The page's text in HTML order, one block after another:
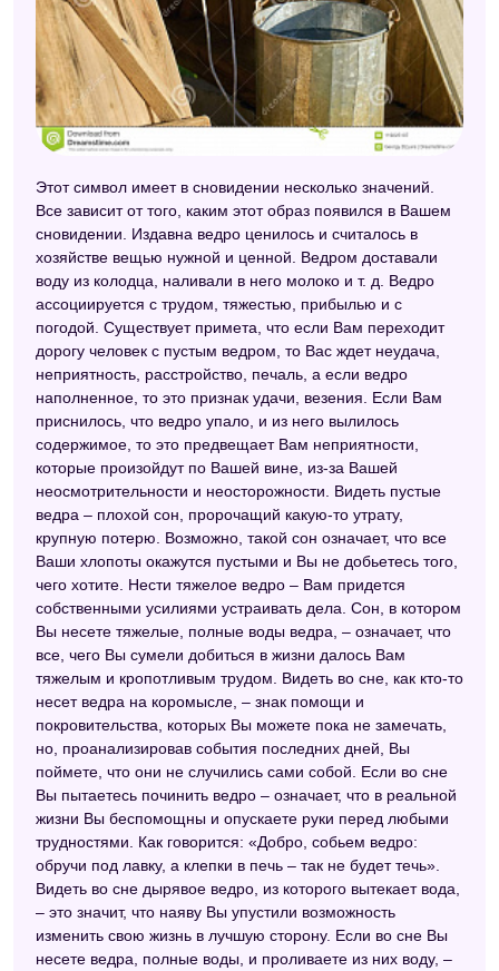
Цыганский сонник
Сонник Фрейда
Сонник XXI века
Сонник Таболкина
Современный сонник
Русский сонник
Сонник А. Минделла
Модернистский сонник
Сонник Симеона Прозорова
Психологический сонник
Сонник Велес
Китайский сонник
Сонник для стервы
Сонник Кананита
Украинский сонник
Сонник 2012
Сонник для девочек
Сонник толкование снов
Астрологический сонник
Самоучитель по толкованию снов
Персидский сонник Тифлиси
Сонник Хассе
Сонник народных примет
Этот символ имеет в сновидении несколько значений.
Все зависит от того, каким этот образ появился в Вашем
сновидении. Издавна ведро ценилось и считалось в
хозяйстве вещью нужной и ценной. Ведром доставали
воду из колодца, наливали в него молоко и т. д. Ведро
ассоциируется с трудом, тяжестью, прибылью и с
погодой. Существует примета, что если Вам переходит
дорогу человек с пустым ведром, то Вас ждет неудача,
неприятность, расстройство, печаль, а если ведро
наполненное, то это признак удачи, везения. Если Вам
приснилось, что ведро упало, и из него вылилось
содержимое, то это предвещает Вам неприятности,
которые произойдут по Вашей вине, из-за Вашей
неосмотрительности и неосторожности. Видеть пустые
ведра – плохой сон, пророчащий какую-то утрату,
крупную потерю. Возможно, такой сон означает, что все
Ваши хлопоты окажутся пустыми и Вы не добьетесь того,
чего хотите. Нести тяжелое ведро – Вам придется
собственными усилиями устраивать дела. Сон, в котором
Вы несете тяжелые, полные воды ведра, – означает, что
все, чего Вы сумели добиться в жизни далось Вам
тяжелым и кропотливым трудом. Видеть во сне, как кто-то
несет ведра на коромысле, – знак помощи и
покровительства, которых Вы можете пока не замечать,
но, проанализировав события последних дней, Вы
поймете, что они не случились сами собой. Если во сне
Вы пытаетесь починить ведро – означает, что в реальной
жизни Вы беспомощны и опускаете руки перед любыми
трудностями. Как говорится: «Добро, собьем ведро:
обручи под лавку, а клепки в печь – так не будет течь».
Видеть во сне дырявое ведро, из которого вытекает вода,
– это значит, что наяву Вы упустили возможность
изменить свою жизнь в лучшую сторону. Если во сне Вы
несете ведра, полные воды, и проливаете из них воду, –